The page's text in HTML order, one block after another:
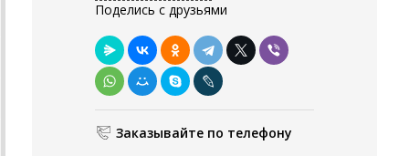
Поделись с друзьями
Заказывайте по телефону